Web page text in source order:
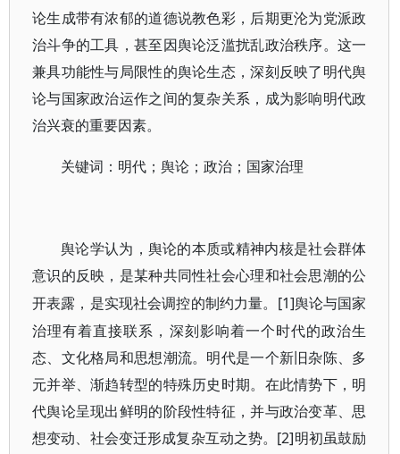
论生成带有浓郁的道德说教色彩，后期更沦为党派政
治斗争的工具，甚至因舆论泛滥扰乱政治秩序。这一
兼具功能性与局限性的舆论生态，深刻反映了明代舆
论与国家政治运作之间的复杂关系，成为影响明代政
治兴衰的重要因素。
关键词：明代；舆论；政治；国家治理
舆论学认为，舆论的本质或精神内核是社会群体
意识的反映，是某种共同性社会心理和社会思潮的公
开表露，是实现社会调控的制约力量。 [1]舆论与国家
治理有着直接联系，深刻影响着一个时代的政治生
态、文化格局和思想潮流。明代是一个新旧杂陈、多
元并举、渐趋转型的特殊历史时期。在此情势下，明
代舆论呈现出鲜明的阶段性特征，并与政治变革、思
想变动、社会变迁形成复杂互动之势。[2]明初虽鼓励